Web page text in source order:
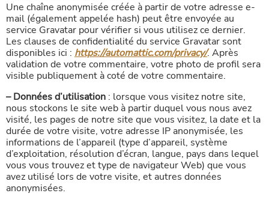
Une chaîne anonymisée créée à partir de votre adresse e-
mail (également appelée hash) peut être envoyée au
service Gravatar pour vérifier si vous utilisez ce dernier.
Les clauses de confidentialité du service Gravatar sont
disponibles ici : https://automattic.com/privacy/. Après
validation de votre commentaire, votre photo de profil sera
visible publiquement à coté de votre commentaire.
– Données d’utilisation : lorsque vous visitez notre site,
nous stockons le site web à partir duquel vous nous avez
visité, les pages de notre site que vous visitez, la date et la
durée de votre visite, votre adresse IP anonymisée, les
informations de l’appareil (type d’appareil, système
d’exploitation, résolution d’écran, langue, pays dans lequel
vous vous trouvez et type de navigateur Web) que vous
avez utilisé lors de votre visite, et autres données
anonymisées.